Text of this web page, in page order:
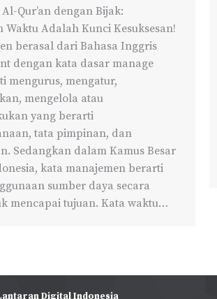
Qur’an dengan Bijak:
Waktu Adalah Kunci Kesuksesan!
berasal dari Bahasa Inggris
dengan kata dasar manage
mengurus, mengatur,
mengelola atau
yang berarti
tata pimpinan, dan
Sedangkan dalam Kamus Besar
kata manajemen berarti
sumber daya secara
mencapai tujuan. Kata waktu…
Digital Indonesia